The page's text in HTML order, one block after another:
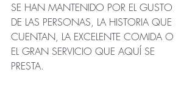
SE HAN MANTENIDO POR EL GUSTO
DE LAS PERSONAS, LA HISTORIA QUE
CUENTAN, LA EXCELENTE COMIDA O
EL GRAN SERVICIO QUE AQUÍ SE
PRESTA.